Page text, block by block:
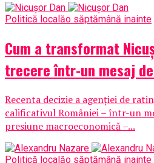
Politică localăo săptămână inainte
Cum a transformat
trecere într-un mesaj
Recenta decizie a agenției de
calificativul României – într-un
presiune macroeconomică –...
Politică localăo săptămână inainte